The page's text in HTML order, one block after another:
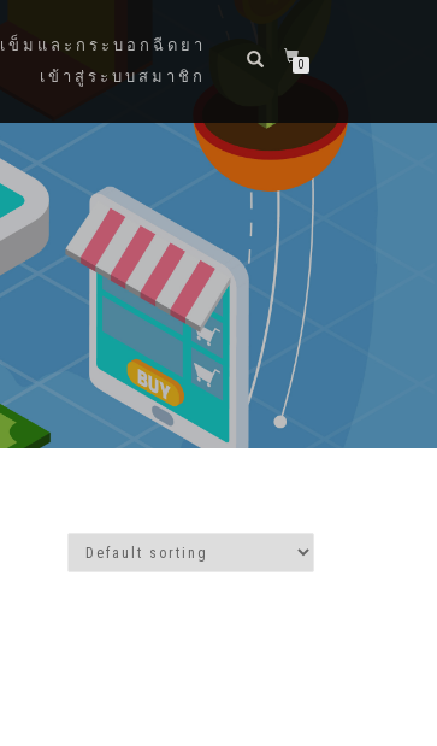
เข็มและกระบอกฉีดยา
เข้าสู่ระบบสมาชิก
0